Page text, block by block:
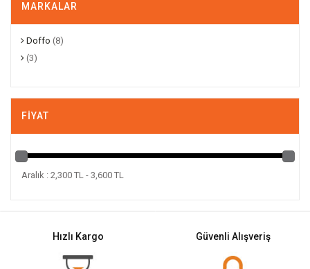
MARKALAR
Doffo (8)
(3)
FIYAT
Aralık : 2,300 TL - 3,600 TL
Hızlı Kargo Güvenli Alışveriş